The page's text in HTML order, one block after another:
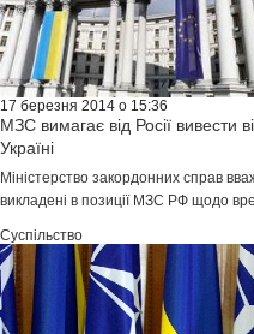
17 березня 2014 о 15:36
МЗС вимагає від Росії вивести
Україні
Міністерство закордонних справ
викладені в позиції МЗС РФ щодо
Суспільство